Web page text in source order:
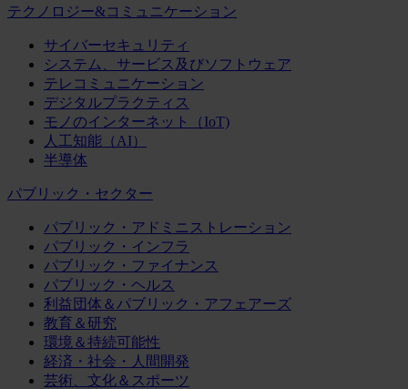
テクノロジー&コミュニケーション
サイバーセキュリティ
システム、サービス及びソフトウェア
テレコミュニケーション
デジタルプラクティス
モノのインターネット（IoT)
人工知能（AI）
半導体
パブリック・セクター
パブリック・アドミニストレーション
パブリック・インフラ
パブリック・ファイナンス
パブリック・ヘルス
利益団体＆パブリック・アフェアーズ
教育＆研究
環境＆持続可能性
経済・社会・人間開発
芸術、文化＆スポーツ